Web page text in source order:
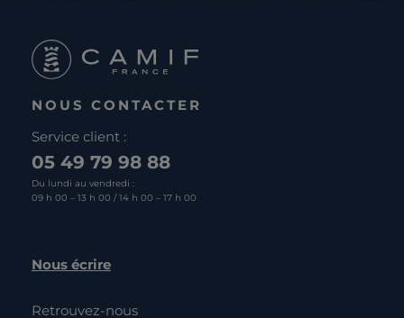
NOUS CONTACTER
Service client :
05 49 79 98 88
Du lundi au vendredi :
09 h 00 – 13 h 00 / 14 h 00 – 17 h 00
Nous écrire
Retrouvez-nous